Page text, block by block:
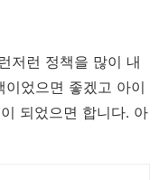
저런 정책을 많이 내
었으면 좋겠고 아이
되었으면 합니다. 아